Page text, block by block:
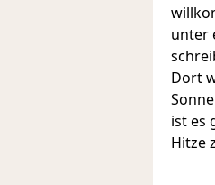
unter
Dort
ist es
Hitze